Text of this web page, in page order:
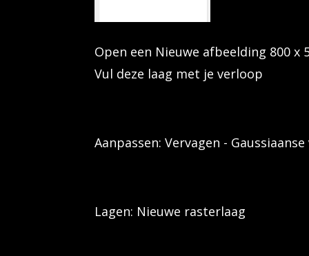
Open een Nieuwe afbeelding 800 x
Vul deze laag met je verloop
Aanpassen: Vervagen -
Lagen: Nieuwe rasterlaag